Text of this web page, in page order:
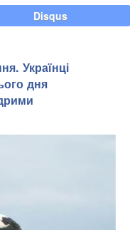
Disqus
Українці
дня